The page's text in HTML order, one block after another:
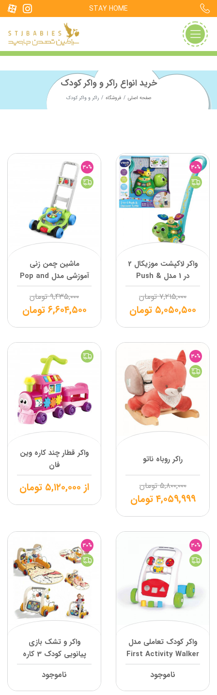
STAY HOME
خرید انواع راکر و واکر کودک
صفحه اصلی فروشگاه راکر و واکر کودک
30%
واکر لاکپشت موزیکال 2
در 1 مدل Push &
Discover Turtle وی
تک
۷,۲۱۵,۰۰۰ تومان
۵,۰۵۰,۵۰۰ تومان
30%
ماشین چمن زنی
آموزشی مدل Pop and
Spin Mower وی تک
۹,۴۳۵,۰۰۰ تومان
۶,۶۰۴,۵۰۰ تومان
30%
راکر روباه ناتو
۵,۸۰۰,۰۰۰ تومان
۴,۰۵۹,۹۹۹ تومان
واکر قطار چند کاره وین
فان
از ۵,۱۲۰,۰۰۰ تومان
30%
واکر کودک تعاملی مدل
First Activity Walker
دِدِ
ناموجود
30%
واکر و تشک بازی
پیانویی کودک 3 کاره
ویوا کیدز Vivakids ویوا
کیدز
ناموجود